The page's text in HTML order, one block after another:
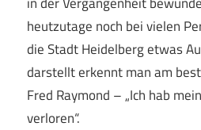
heutzutage noch bei vielen
die Stadt Heidelberg etwas
darstellt erkennt man am
Fred Raymond – „Ich hab
verloren“.